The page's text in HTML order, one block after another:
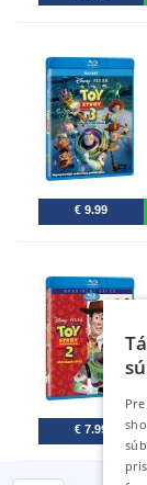
€ 9.99
€ 7.99